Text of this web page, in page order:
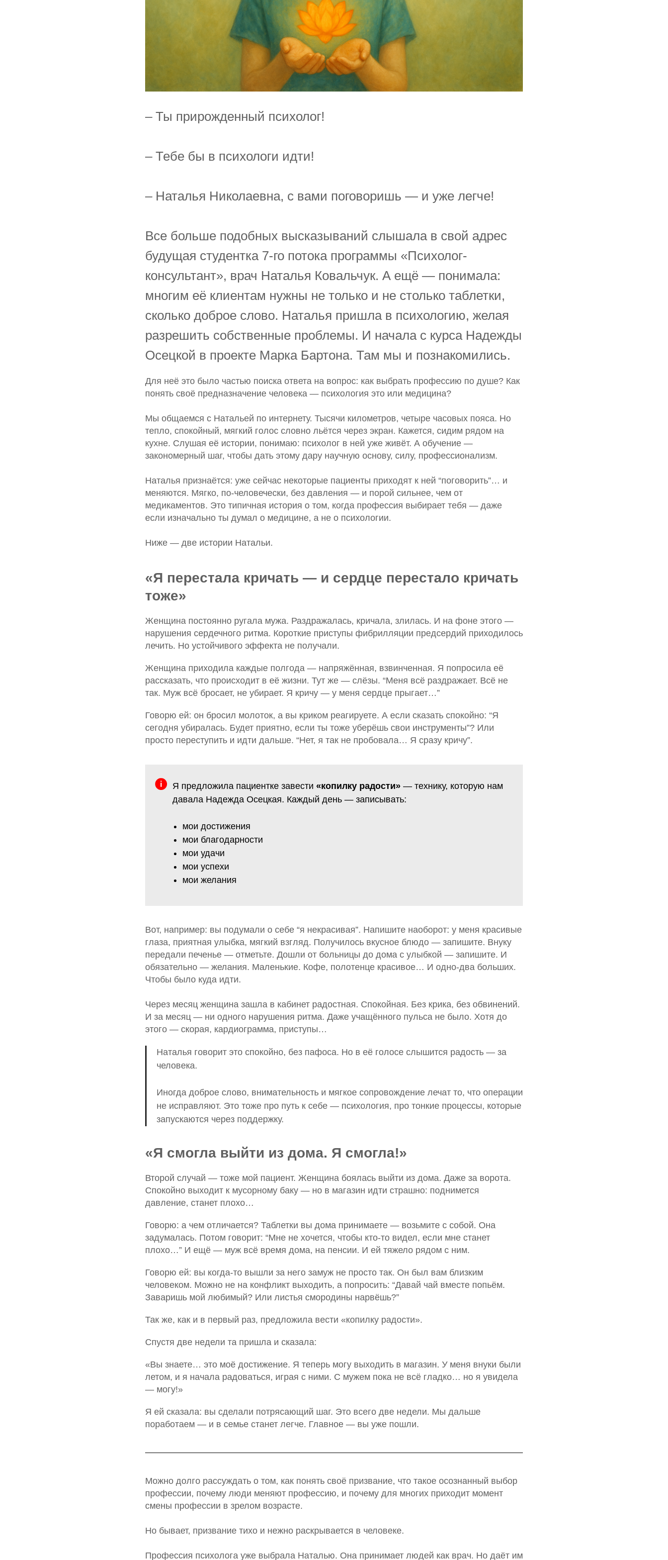
– Ты прирожденный психолог!
– Тебе бы в психологи идти!
– Наталья Николаевна, с вами поговоришь — и уже легче!
Все больше подобных высказываний слышала в свой адрес
будущая студентка 7-го потока программы «Психолог-
консультант», врач Наталья Ковальчук. А ещё — понимала:
многим её клиентам нужны не только и не столько таблетки,
сколько доброе слово. Наталья пришла в психологию, желая
разрешить собственные проблемы. И начала с курса Надежды
Осецкой в проекте Марка Бартона. Там мы и познакомились.
Для неё это было частью поиска ответа на вопрос: как выбрать профессию по душе? Как
понять своё предназначение человека — психология это или медицина?
Мы общаемся с Натальей по интернету. Тысячи километров, четыре часовых пояса. Но
тепло, спокойный, мягкий голос словно льётся через экран. Кажется, сидим рядом на
кухне. Слушая её истории, понимаю: психолог в ней уже живёт. А обучение —
закономерный шаг, чтобы дать этому дару научную основу, силу, профессионализм.
Наталья признаётся: уже сейчас некоторые пациенты приходят к ней “поговорить”… и
меняются. Мягко, по-человечески, без давления — и порой сильнее, чем от
медикаментов. Это типичная история о том, когда профессия выбирает тебя — даже
если изначально ты думал о медицине, а не о психологии.
Ниже — две истории Натальи.
«Я перестала кричать — и сердце перестало кричать
тоже»
Женщина постоянно ругала мужа. Раздражалась, кричала, злилась. И на фоне этого —
нарушения сердечного ритма. Короткие приступы фибрилляции предсердий приходилось
лечить. Но устойчивого эффекта не получали.
Женщина приходила каждые полгода — напряжённая, взвинченная. Я попросила её
рассказать, что происходит в её жизни. Тут же — слёзы. “Меня всё раздражает. Всё не
так. Муж всё бросает, не убирает. Я кричу — у меня сердце прыгает…”
Говорю ей: он бросил молоток, а вы криком реагируете. А если сказать спокойно: “Я
сегодня убиралась. Будет приятно, если ты тоже уберёшь свои инструменты”? Или
просто переступить и идти дальше. “Нет, я так не пробовала… Я сразу кричу”.
Я предложила пациентке завести «копилку радости» — технику, которую нам
давала Надежда Осецкая. Каждый день — записывать:
мои достижения
мои благодарности
мои удачи
мои успехи
мои желания
Вот, например: вы подумали о себе “я некрасивая”. Напишите наоборот: у меня красивые
глаза, приятная улыбка, мягкий взгляд. Получилось вкусное блюдо — запишите. Внуку
передали печенье — отметьте. Дошли от больницы до дома с улыбкой — запишите. И
обязательно — желания. Маленькие. Кофе, полотенце красивое… И одно-два больших.
Чтобы было куда идти.
Через месяц женщина зашла в кабинет радостная. Спокойная. Без крика, без обвинений.
И за месяц — ни одного нарушения ритма. Даже учащённого пульса не было. Хотя до
этого — скорая, кардиограмма, приступы…
Наталья говорит это спокойно, без пафоса. Но в её голосе слышится радость — за
человека.
Иногда доброе слово, внимательность и мягкое сопровождение лечат то, что операции
не исправляют. Это тоже про путь к себе — психология, про тонкие процессы, которые
запускаются через поддержку.
«Я смогла выйти из дома. Я смогла!»
Второй случай — тоже мой пациент. Женщина боялась выйти из дома. Даже за ворота.
Спокойно выходит к мусорному баку — но в магазин идти страшно: поднимется
давление, станет плохо…
Говорю: а чем отличается? Таблетки вы дома принимаете — возьмите с собой. Она
задумалась. Потом говорит: “Мне не хочется, чтобы кто-то видел, если мне станет
плохо…” И ещё — муж всё время дома, на пенсии. И ей тяжело рядом с ним.
Говорю ей: вы когда-то вышли за него замуж не просто так. Он был вам близким
человеком. Можно не на конфликт выходить, а попросить: “Давай чай вместе попьём.
Заваришь мой любимый? Или листья смородины нарвёшь?”
Так же, как и в первый раз, предложила вести «копилку радости».
Спустя две недели та пришла и сказала:
«Вы знаете… это моё достижение. Я теперь могу выходить в магазин. У меня внуки были
летом, и я начала радоваться, играя с ними. С мужем пока не всё гладко… но я увидела
— могу!»
Я ей сказала: вы сделали потрясающий шаг. Это всего две недели. Мы дальше
поработаем — и в семье станет легче. Главное — вы уже пошли.
Можно долго рассуждать о том, как понять своё призвание, что такое осознанный выбор
профессии, почему люди меняют профессию, и почему для многих приходит момент
смены профессии в зрелом возрасте.
Но бывает, призвание тихо и нежно раскрывается в человеке.
Профессия психолога уже выбрала Наталью. Она принимает людей как врач. Но даёт им